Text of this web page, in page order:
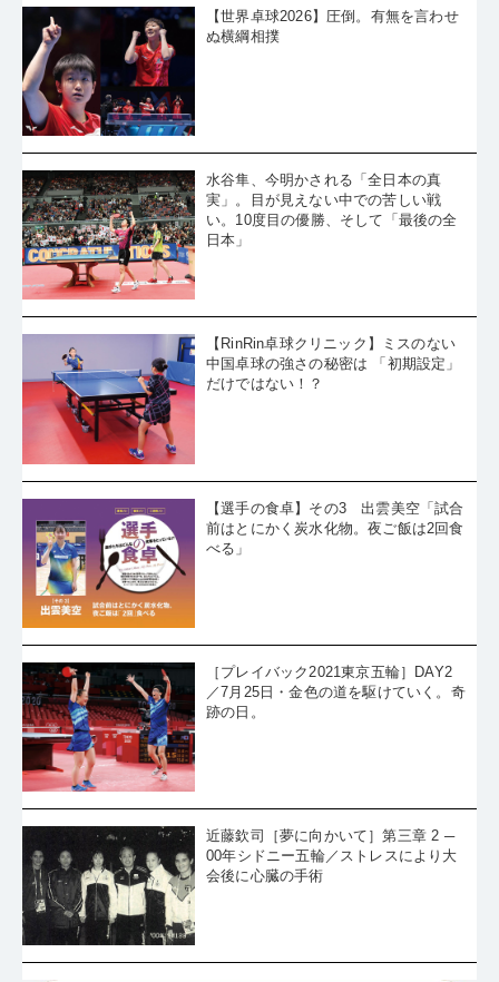
【世界卓球2026】圧倒。有無を言わせ
ぬ横綱相撲
水谷隼、今明かされる「全日本の真
実」。目が見えない中での苦しい戦
い。10度目の優勝、そして「最後の全
日本」
【RinRin卓球クリニック】ミスのない
中国卓球の強さの秘密は 「初期設定」
だけではない！？
【選手の食卓】その3 出雲美空「試合
前はとにかく炭水化物。夜ご飯は2回食
べる」
［プレイバック2021東京五輪］DAY2
／7月25日・金色の道を駆けていく。奇
跡の日。
近藤欽司［夢に向かいて］第三章 2 ─
00年シドニー五輪／ストレスにより大
会後に心臓の手術